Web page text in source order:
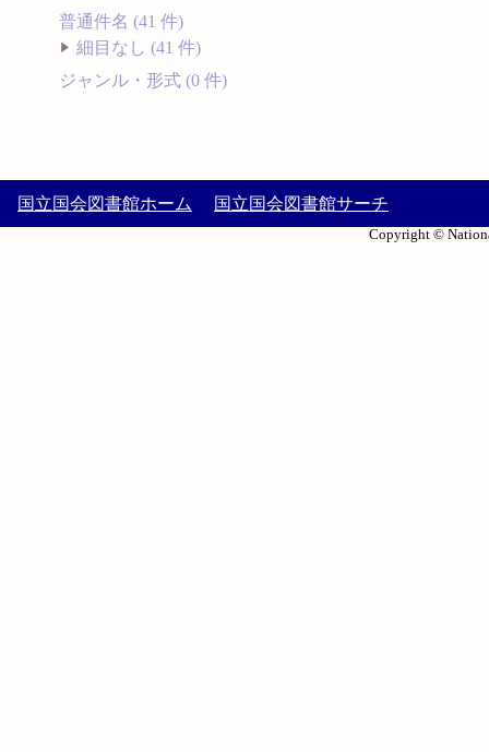
普通件名 (41 件)
細目なし (41 件)
ジャンル・形式 (0 件)
国立国会図書館ホーム 国立国会図書館サーチ
Copyright ©